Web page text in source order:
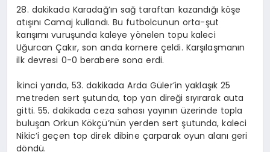
28. dakikada Karadağ’ın sağ taraftan kazandığı köşe
atışını Camaj kullandı. Bu futbolcunun orta-şut
karışımı vuruşunda kaleye yönelen topu kaleci
Uğurcan Çakır, son anda kornere çeldi. Karşılaşmanın
ilk devresi 0-0 berabere sona erdi.
İkinci yarıda, 53. dakikada Arda Güler’in yaklaşık 25
metreden sert şutunda, top yan direği sıyırarak auta
gitti. 55. dakikada ceza sahası yayının üzerinde topla
buluşan Orkun Kökçü’nün yerden sert şutunda, kaleci
Nikic’i geçen top direk dibine çarparak oyun alanı geri
döndü.